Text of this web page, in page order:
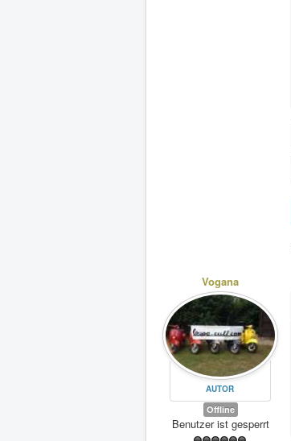
Vogana
AUTOR
Offline
Benutzer ist gesperrt